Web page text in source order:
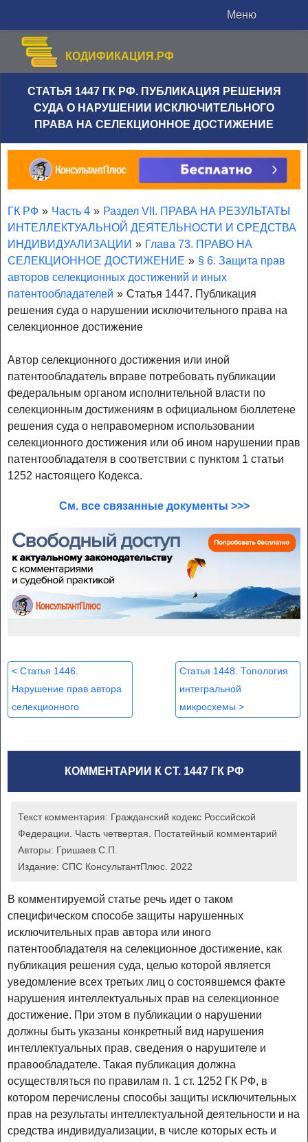
Меню
КОДИФИКАЦИЯ.РФ
СТАТЬЯ 1447 ГК РФ. ПУБЛИКАЦИЯ РЕШЕНИЯ
СУДА О НАРУШЕНИИ ИСКЛЮЧИТЕЛЬНОГО
ПРАВА НА СЕЛЕКЦИОННОЕ ДОСТИЖЕНИЕ
ГК РФ » Часть 4 » Раздел VII. ПРАВА НА РЕЗУЛЬТАТЫ
ИНТЕЛЛЕКТУАЛЬНОЙ ДЕЯТЕЛЬНОСТИ И СРЕДСТВА
ИНДИВИДУАЛИЗАЦИИ » Глава 73. ПРАВО НА
СЕЛЕКЦИОННОЕ ДОСТИЖЕНИЕ » § 6. Защита прав
авторов селекционных достижений и иных
патентообладателей » Статья 1447. Публикация
решения суда о нарушении исключительного права на
селекционное достижение
Автор селекционного достижения или иной
патентообладатель вправе потребовать публикации
федеральным органом исполнительной власти по
селекционным достижениям в официальном бюллетене
решения суда о неправомерном использовании
селекционного достижения или об ином нарушении прав
патентообладателя в соответствии с пунктом 1 статьи
1252 настоящего Кодекса.
См. все связанные документы >>>
< Статья 1446.
Нарушение прав автора
селекционного
Статья 1448. Топология
интегральной
микросхемы >
КОММЕНТАРИИ К СТ. 1447 ГК РФ
Текст комментария: Гражданский кодекс Российской
Федерации. Часть четвертая. Постатейный комментарий
Авторы: Гришаев С.П.
Издание: СПС КонсультантПлюс. 2022
В комментируемой статье речь идет о таком
специфическом способе защиты нарушенных
исключительных прав автора или иного
патентообладателя на селекционное достижение, как
публикация решения суда, целью которой является
уведомление всех третьих лиц о состоявшемся факте
нарушения интеллектуальных прав на селекционное
достижение. При этом в публикации о нарушении
должны быть указаны конкретный вид нарушения
интеллектуальных прав, сведения о нарушителе и
правообладателе. Такая публикация должна
осуществляться по правилам п. 1 ст. 1252 ГК РФ, в
котором перечислены способы защиты исключительных
прав на результаты интеллектуальной деятельности и на
средства индивидуализации, в числе которых есть и